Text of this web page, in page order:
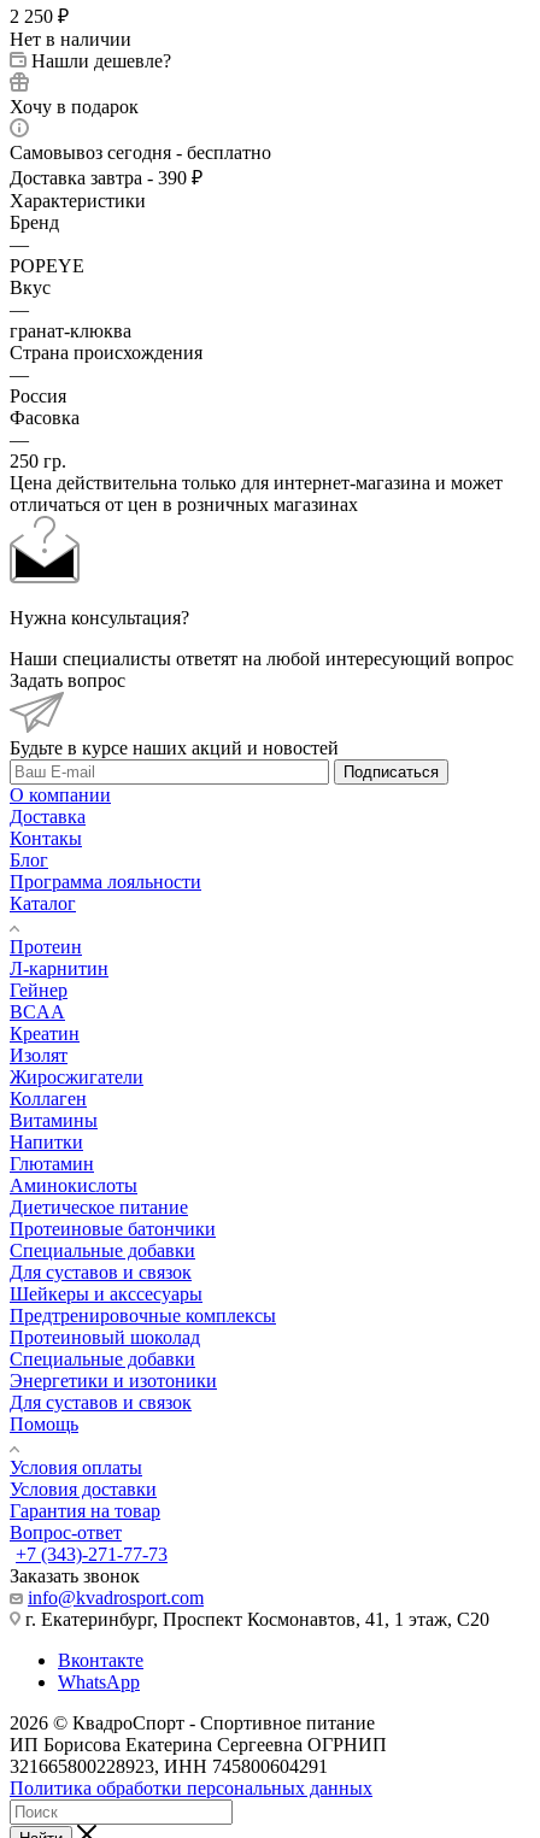
2 250 ₽
Нет в наличии
Нашли дешевле?
Хочу в подарок
Самовывоз сегодня - бесплатно
Доставка завтра - 390 ₽
Характеристики
Бренд
—
POPEYE
Вкус
—
гранат-клюква
Страна происхождения
—
Россия
Фасовка
—
250 гр.
Цена действительна только для интернет-магазина и может
отличаться от цен в розничных магазинах
Нужна консультация?
Наши специалисты ответят на любой интересующий вопрос
Задать вопрос
Будьте в курсе наших акций и новостей
Подписаться
О компании
Доставка
Контакы
Блог
Программа лояльности
Каталог
Протеин
Л-карнитин
Гейнер
BCAA
Креатин
Изолят
Жиросжигатели
Коллаген
Витамины
Напитки
Глютамин
Аминокислоты
Диетическое питание
Протеиновые батончики
Специальные добавки
Для суставов и связок
Шейкеры и акссесуары
Предтренировочные комплексы
Протеиновый шоколад
Специальные добавки
Энергетики и изотоники
Для суставов и связок
Помощь
Условия оплаты
Условия доставки
Гарантия на товар
Вопрос-ответ
+7 (343)-271-77-73
Заказать звонок
info@kvadrosport.com
г. Екатеринбург, Проспект Космонавтов, 41, 1 этаж, С20
Вконтакте
WhatsApp
2026 © КвадроСпорт - Спортивное питание
ИП Борисова Екатерина Сергеевна ОГРНИП
321665800228923, ИНН 745800604291
Политика обработки персональных данных